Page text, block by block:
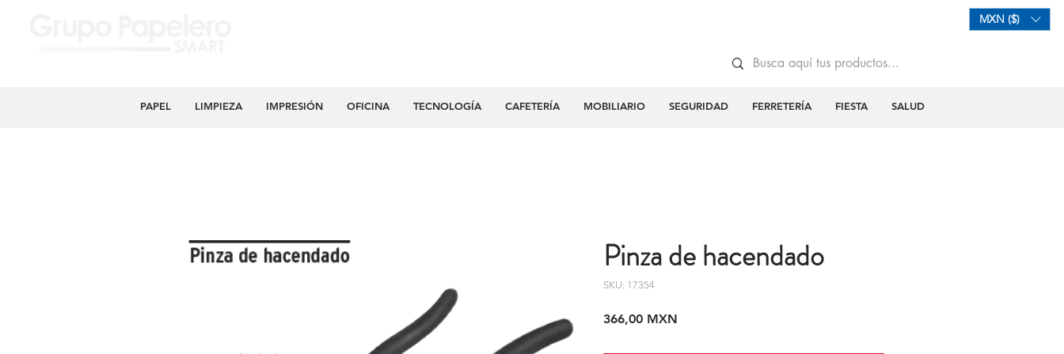
MXN ($)
PAPEL LIMPIEZA IMPRESIÓN OFICINA TECNOLOGÍA CAFETERÍA MOBILIARIO SEGURIDAD FERRETERÍA FIESTA SALUD
Pinza de hacendado
SKU: 17354
366,00 MXN